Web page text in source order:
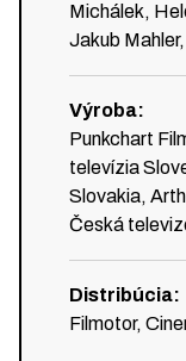
Michálek,
Jakub
Výroba:
Punkchart
televízia
Slovakia,
Česká
Distribúcia:
Filmotor,